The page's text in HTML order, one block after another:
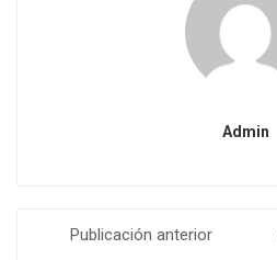
Admin
Publicación anterior